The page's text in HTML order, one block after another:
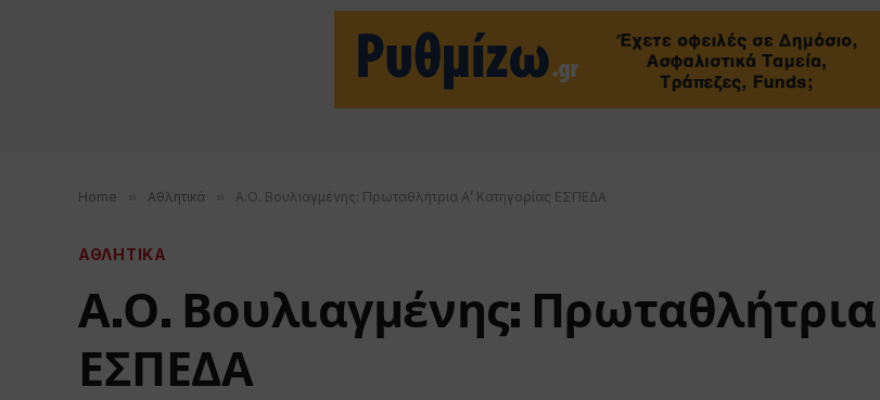
Home » Αθλητικά » Α.Ο. Βουλιαγμένης: Πρωταθλήτρια Α’ Κατηγορίας ΕΣΠΕΔΑ
ΑΘΛΗΤΙΚΑ
Α.Ο. Βουλιαγμένης: Πρωταθλήτρια
ΕΣΠΕΔΑ